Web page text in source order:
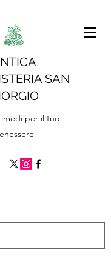
SAN
per il tuo